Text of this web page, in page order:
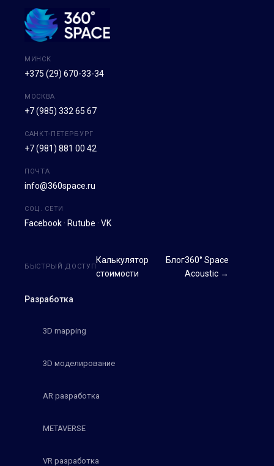
МИНСК
+375 (29) 670-33-34
МОСКВА
+7 (985) 332 65 67
САНКТ-ПЕТЕРБУРГ
+7 (981) 881 00 42
ПОЧТА
info@360space.ru
СОЦ. СЕТИ
Facebook · Rutube · VK
Разработка
3D mapping
3D моделирование
AR разработка
METAVERSE
VR разработка
БЫСТРЫЙ ДОСТУП
Калькулятор
стоимости
Блог360° Space
Acoustic →